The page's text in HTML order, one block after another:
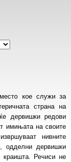
кое служи за
страна на
дервишки редови
имињата на своите
нивните
одделни дервишки
краишта. Речиси не